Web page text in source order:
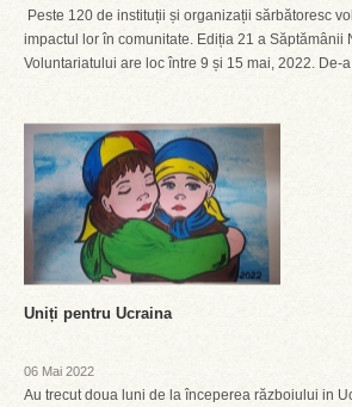
Peste 120 de instituții și organizații sărbătoresc
impactul lor în comunitate. Ediția 21 a Săptămânii
Voluntariatului are loc între 9 și 15 mai, 2022. De-
Uniți pentru Ucraina
06 Mai 2022
Au trecut doua luni de la începerea războiului in